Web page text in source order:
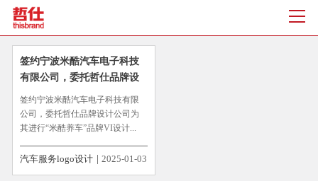
签约宁波米酷汽车电子科技
有限公司，委托哲仕品牌设
计公司为其进行“米酷养
车”品牌VI设计
签约宁波米酷汽车电子科技有限
公司，委托哲仕品牌设计公司为
其进行“米酷养车”品牌VI设计...
汽车服务logo设计 2025-01-03